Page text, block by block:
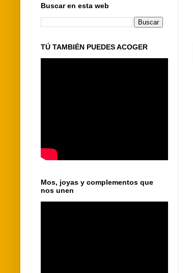
Buscar en esta web
TÚ TAMBIÉN PUEDES ACOGER
Mos, joyas y complementos que
nos unen